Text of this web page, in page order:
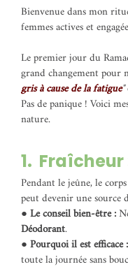
Bienvenue dans mon
femmes actives et
Le premier jour du
grand changement pour
gris à cause de la fatigue"
Pas de panique ! Voici
nature.
1.
Pendant le jeûne, le
peut devenir une
● Le conseil bien-être :
Déodorant.
● Pourquoi il est efficace :
toute la journée sans